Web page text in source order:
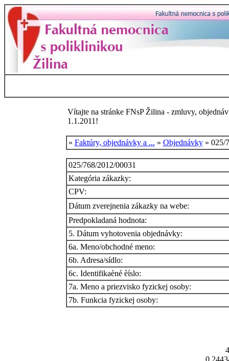
Vítajte na stránke FNsP Žilina - zmluvy,
1.1.2011!
» Faktúry, objednávky a ... » Objednávky» 025/
025/768/2012/00031
Kategória zákazky:
CPV:
Dátum zverejnenia zákazky na webe:
Predpokladaná hodnota:
5. Dátum vyhotovenia objednávky:
6a. Meno/obchodné meno:
6b. Adresa/sídlo:
6c. Identifikaèné èíslo:
7a. Meno a priezvisko fyzickej osoby:
7b. Funkcia fyzickej osoby: